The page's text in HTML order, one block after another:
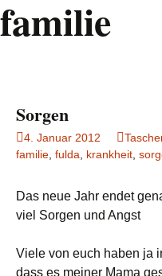
familie
Sorgen
4. Januar 2012
familie fulda krankheit
Das neue Jahr endet
viel Sorgen und Angst
Viele von euch haben ja
dass es meiner Mama